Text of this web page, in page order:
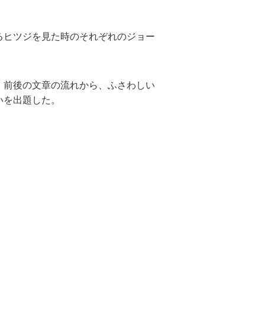
ツジを見た時のそれぞれのジョー
後の文章の流れから、ふさわしい
出題した。